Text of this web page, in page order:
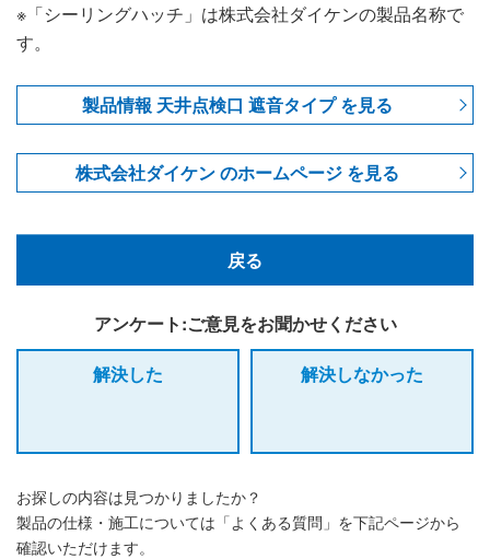
※「シーリングハッチ」は株式会社ダイケンの製品名称で
す。
製品情報 天井点検口 遮音タイプ を見る
株式会社ダイケン のホームページ を見る
戻る
アンケート:ご意見をお聞かせください
解決した
解決しなかった
お探しの内容は見つかりましたか？
製品の仕様・施工については「よくある質問」を下記ページから
確認いただけます。